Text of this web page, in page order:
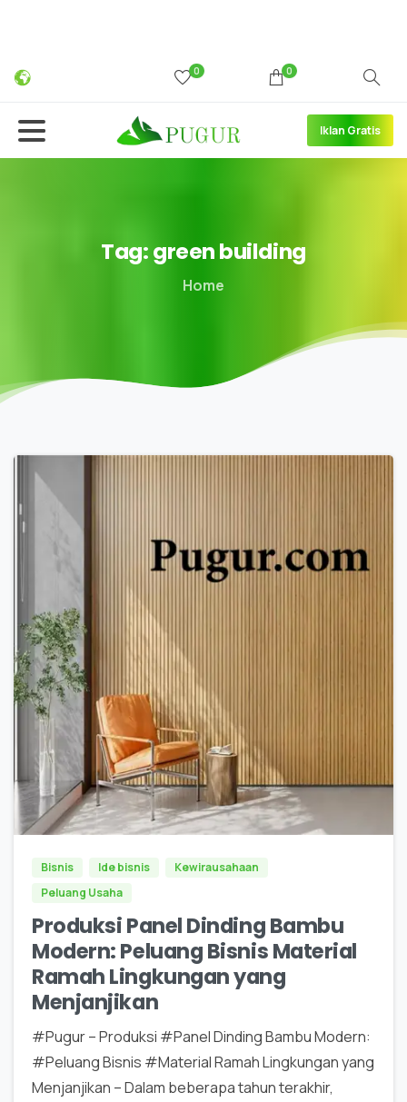
0 0
Iklan Gratis
Tag:greenbuilding
Home
0
Bisnis Ide bisnis
Kewirausahaan
Peluang Usaha
Produksi Panel Dinding Bambu
Modern: Peluang Bisnis Material
Ramah Lingkungan yang
Menjanjikan
#Pugur – Produksi #Panel Dinding Bambu Modern:
#Peluang Bisnis #Material Ramah Lingkungan yang
Menjanjikan – Dalam beberapa tahun terakhir,